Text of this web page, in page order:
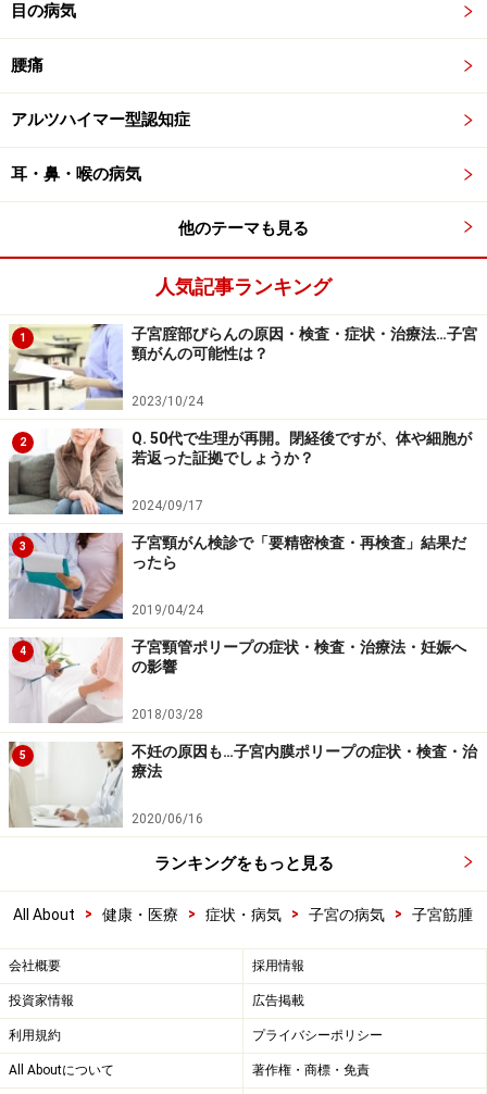
目の病気
腰痛
アルツハイマー型認知症
耳・鼻・喉の病気
他のテーマも見る
人気記事ランキング
1
子宮腟部びらんの原因・検査・症状・治療法…子宮
頸がんの可能性は？
2023/10/24
2
Q. 50代で生理が再開。閉経後ですが、体や細胞が
若返った証拠でしょうか？
2024/09/17
3
子宮頸がん検診で「要精密検査・再検査」結果だ
ったら
2019/04/24
4
子宮頸管ポリープの症状・検査・治療法・妊娠へ
の影響
2018/03/28
5
不妊の原因も…子宮内膜ポリープの症状・検査・治
療法
2020/06/16
ランキングをもっと見る
All About > 健康・医療 > 症状・病気 > 子宮の病気 > 子宮筋腫
会社概要 採用情報
投資家情報 広告掲載
利用規約 プライバシーポリシー
All Aboutについて 著作権・商標・免責